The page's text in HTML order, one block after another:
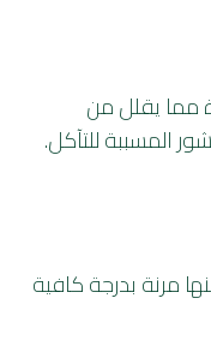
مما يقلل من
المسببة للتآكل.
مرنة بدرجة كافية